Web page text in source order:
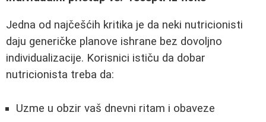
Jedna od najčešćih kritika je da neki nutricionisti
daju generičke planove ishrane bez dovoljno
individualizacije. Korisnici ističu da dobar
nutricionista treba da:
Uzme u obzir vaš dnevni ritam i obaveze